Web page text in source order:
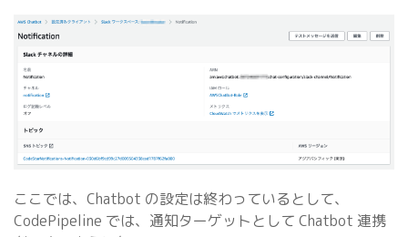
ここでは、Chatbot の設定は終わっているとして、
CodePipeline では、通知ターゲットとして Chatbot 連携